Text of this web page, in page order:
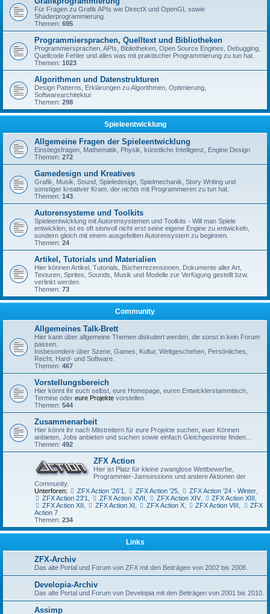
Für Fragen zu Grafik APIs wie DirectX und OpenGL sowie
Shaderprogrammierung.
Themen: 695
Programmiersprachen, Quelltext und Bibliotheken
Programmiersprachen, APIs, Bibliotheken, Open Source Engines, Debugging,
Quellcode Fehler und alles was mit praktischer Programmierung zu tun hat.
Themen: 1023
Algorithmen und Datenstrukturen
Design Patterns, Erklärungen zu Algorithmen, Optimierung,
Softwarearchitektur
Themen: 298
Spieleentwicklung
Allgemeine Fragen der Spieleentwicklung
Einstiegsfragen, Mathematik, Physik, künstliche Intelligenz, Engine Design
Themen: 272
Gamedesign und Kreatives
Grafik, Musik, Sound, Spieledesign, Spielmechanik, Story Writing und
sonstiger kreativer Kram, der nichts mit Programmieren zu tun hat.
Themen: 143
Autorensysteme und Toolkits
Spieleentwicklung mit Autorensystemen und Toolkits - Will man Spiele
entwicklen, ist es oft sinnvoll nicht erst seine eigene Engine zu entwickeln,
sondern gleich mit einem ausgefeilten Autorensystem zu beginnen.
Themen: 24
Artikel, Tutorials und Materialien
Hier können Artikel, Tutorials, Bücherrezensionen, Dokumente aller Art,
Texturen, Sprites, Sounds, Musik und Modelle zur Verfügung gestellt bzw.
verlinkt werden.
Themen: 73
Community
Allgemeines Talk-Brett
Hier kann über allgemeine Themen diskutiert werden, die sonst in kein Forum
passen.
Insbesondere über Szene, Games, Kultur, Weltgeschehen, Persönliches,
Recht, Hard- und Software.
Themen: 467
Vorstellungsbereich
Hier könnt ihr euch selbst, eure Homepage, euren Entwicklerstammtisch,
Termine oder eure Projekte vorstellen.
Themen: 544
Zusammenarbeit
Hier könnt ihr nach Mitstreitern für eure Projekte suchen, euer Können
anbieten, Jobs anbieten und suchen sowie einfach Gleichgesinnte finden...
Themen: 492
ZFX Action
Hier ist Platz für kleine zwanglose Wettbewerbe,
Programmier-Jamsessions und andere Aktionen der
Community.
Unterforen:
ZFX Action '26'1, ZFX Action '25, ZFX Action '24 - Winter,
ZFX Action 23'1, ZFX Action XVII , ZFX Action XIV, ZFX Action XIII ,
ZFX Action XII , ZFX Action XI , ZFX Action X, ZFX Action VIII ,
ZFX
Action 7
Themen: 234
Links
ZFX-Archiv
Das alte Portal und Forum von ZFX mit den Beiträgen von 2002 bis 2008.
Developia-Archiv
Das alte Portal und Forum von Developia mit den Beiträgen von 2001 bis 2010.
Assimp